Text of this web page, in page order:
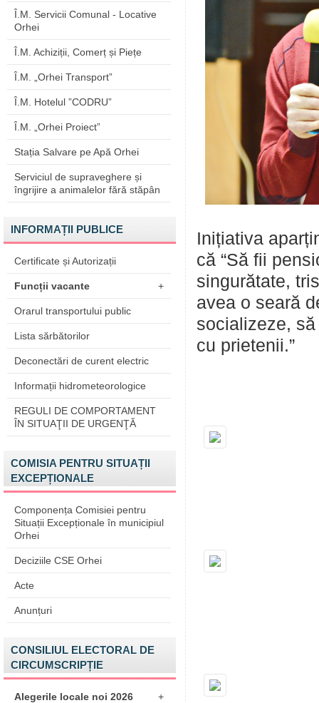
Î.M. Servicii Comunal - Locative
Orhei
Î.M. Achiziții, Comerț și Piețe
Î.M. „Orhei Transport”
Î.M. Hotelul ”CODRU”
Î.M. „Orhei Proiect”
Stația Salvare pe Apă Orhei
Serviciul de supraveghere și
îngrijire a animalelor fără stăpân
INFORMAȚII PUBLICE
Certificate și Autorizații
Funcții vacante +
Orarul transportului public
Lista sărbătorilor
Deconectări de curent electric
Informații hidrometeorologice
REGULI DE COMPORTAMENT
ÎN SITUAŢII DE URGENŢĂ
COMISIA PENTRU SITUAȚII
EXCEPȚIONALE
Componența Comisiei pentru
Situații Excepționale în municipiul
Orhei
Deciziile CSE Orhei
Acte
Anunțuri
CONSILIUL ELECTORAL DE
CIRCUMSCRIPȚIE
Alegerile locale noi 2026 +
Inițiativa
că “Să fii
singurătate,
avea o seară
socializeze,
cu prietenii.”